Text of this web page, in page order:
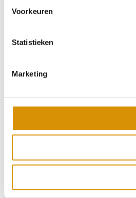
Voorkeuren
Statistieken
Marketing